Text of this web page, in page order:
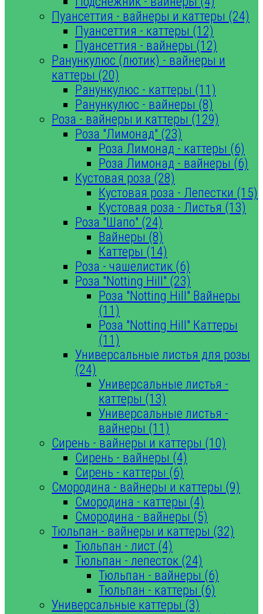
Пуансеттия - вайнеры и каттеры (24)
Пуансеттия - каттеры (12)
Пуансеттия - вайнеры (12)
Ранункулюс (лютик) - вайнеры и
каттеры (20)
Ранункулюс - каттеры (11)
Ранункулюс - вайнеры (8)
Роза - вайнеры и каттеры (129)
Роза "Лимонад" (23)
Роза Лимонад - каттеры (6)
Роза Лимонад - вайнеры (6)
Кустовая роза (28)
Кустовая роза - Лепестки (15)
Кустовая роза - Листья (13)
Роза "Шапо" (24)
Вайнеры (8)
Каттеры (14)
Роза - чашелистик (6)
Роза "Notting Hill" (23)
Роза "Notting Hill" Вайнеры
(11)
Роза "Notting Hill" Каттеры
(11)
Универсальные листья для розы
(24)
Универсальные листья -
каттеры (13)
Универсальные листья -
вайнеры (11)
Сирень - вайнеры и каттеры (10)
Сирень - вайнеры (4)
Сирень - каттеры (6)
Смородина - вайнеры и каттеры (9)
Смородина - каттеры (4)
Смородина - вайнеры (5)
Тюльпан - вайнеры и каттеры (32)
Тюльпан - лист (4)
Тюльпан - лепесток (24)
Тюльпан - вайнеры (6)
Тюльпан - каттеры (6)
Универсальные каттеры (3)